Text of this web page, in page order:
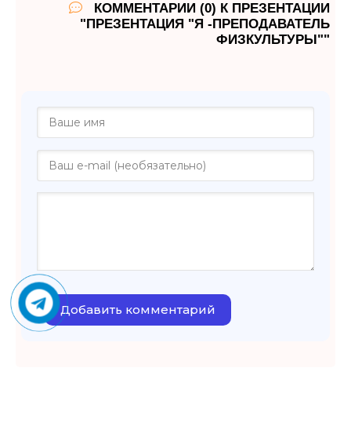
КОММЕНТАРИИ (0) К ПРЕЗЕНТАЦИИ
"ПРЕЗЕНТАЦИЯ "Я -ПРЕПОДАВАТЕЛЬ
ФИЗКУЛЬТУРЫ""
Добавить комментарий